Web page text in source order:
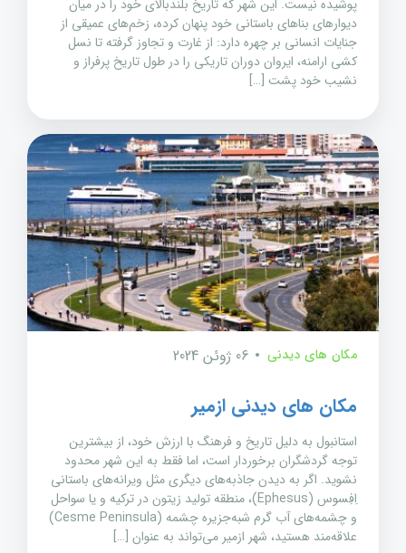
پوشیده نیست. این شهر که تاریخ بلندبالای خود را در میان
دیوارهای بناهای باستانی خود پنهان کرده، زخم‌های عمیقی از
جنایات انسانی بر چهره دارد: از غارت و تجاوز گرفته تا نسل
کشی ارامنه، ایروان دوران تاریکی را در طول تاریخ پرفراز و
نشیب خود پشت […]
مکان های دیدنی 06 ژوئن 2024
مکان های دیدنی ازمیر
استانبول به دلیل تاریخ و فرهنگ با ارزش خود، از بیشترین
توجه گردشگران برخوردار است، اما فقط به این شهر محدود
نشوید. اگر به دیدن جاذبه‌های دیگری مثل ویرانه‌های باستانی
اِفِسوس (Ephesus)، منطقه تولید زیتون در ترکیه و یا سواحل
و چشمه‌های آب گرم شبه‌جزیره چشمه (Cesme Peninsula)
علاقه‌مند هستید، شهر ازمیر می‌تواند به عنوان […]